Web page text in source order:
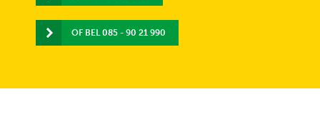
OF BEL 085 - 90 21 990